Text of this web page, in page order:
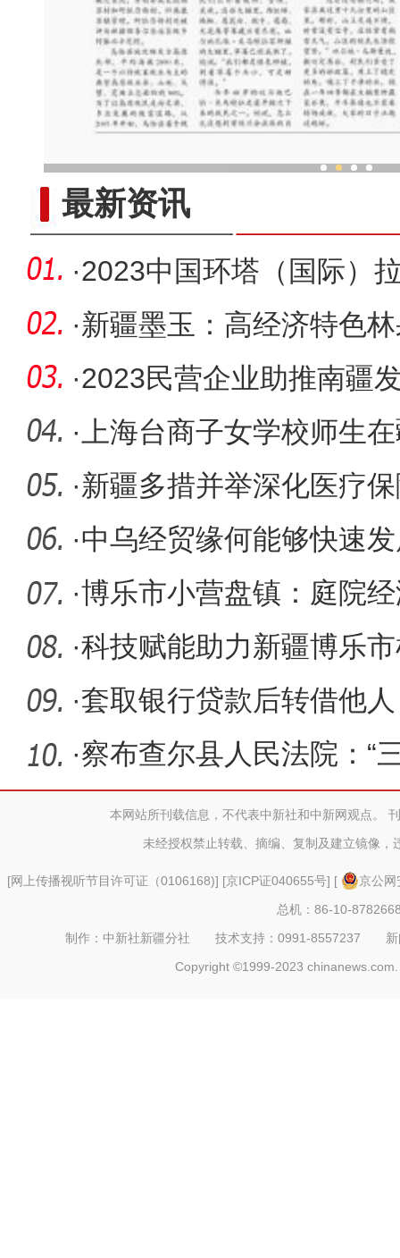
最新资讯
·2023中国环塔（国际）
车手激战
·新疆墨玉：高经济特色
众致富渠
·2023民营企业助推南疆
召开
· 上海台商子女学校师生
育参
·新疆多措并举深化医疗
障病有
·中乌经贸缘何能够快速
·博乐市小营盘镇：庭院经
成“聚宝
·科技赋能助力新疆博乐
·套取银行贷款后转借他
能犯罪！
·察布查尔县人民法院：“
改促本网站所刊载信息，不代表中新社和中新网观点。
未经授权禁止转载、摘编、复制及建立镜像，
[网上传播视听节目许可证（0106168)] [京ICP证040655号] [
京公
总机：86-10-
制作：中新社新疆分社 技术支持：0991-8557237
Copyright ©1999-2023